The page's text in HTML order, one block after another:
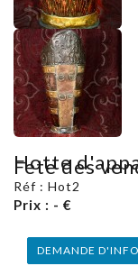
Hotte
Fete des
Réf : Hot2
Prix : - €
DEMANDE